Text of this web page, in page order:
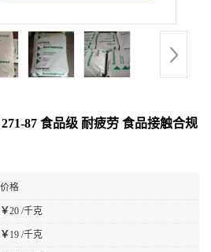
87 食品级 耐疲劳 食品接触合规
价格
￥20 /千克
￥ 19 /千克